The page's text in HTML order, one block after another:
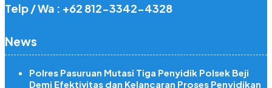
Telp / Wa : +62 812-3342-4328
News
Polres Pasuruan Mutasi Tiga Penyidik Polsek Beji
Demi Efektivitas dan Kelancaran Proses Penyidikan